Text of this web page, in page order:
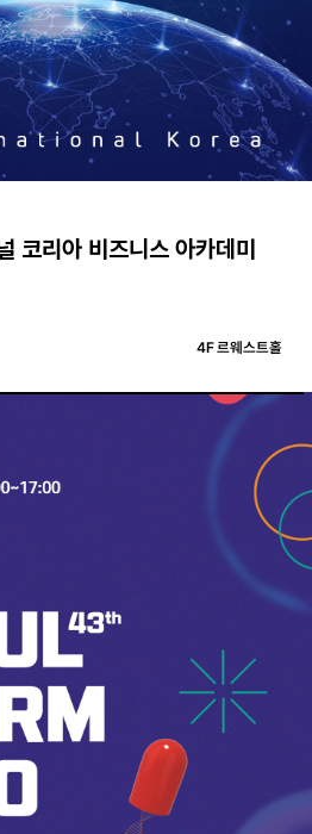
코리아 비즈니스 아카데미
4F 르웨스트홀